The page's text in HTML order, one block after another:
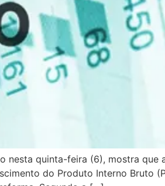
nesta quinta-feira (6), mostra
do Produto Interno Bruto